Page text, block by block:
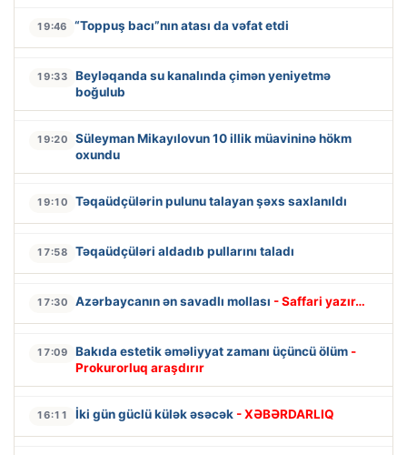
19:46 “Toppuş bacı”nın atası da vəfat etdi
19:33
Beyləqanda su kanalında çimən yeniyetmə
boğulub
19:20
Süleyman Mikayılovun 10 illik müavininə hökm
oxundu
19:10 Təqaüdçülərin pulunu talayan şəxs saxlanıldı
17:58 Təqaüdçüləri aldadıb pullarını taladı
17:30 Azərbaycanın ən savadlı mollası - Saffari yazır…
17:09 Bakıda estetik əməliyyat zamanı üçüncü ölüm -
Prokurorluq araşdırır
16:11 İki gün güclü külək əsəcək - XƏBƏRDARLIQ